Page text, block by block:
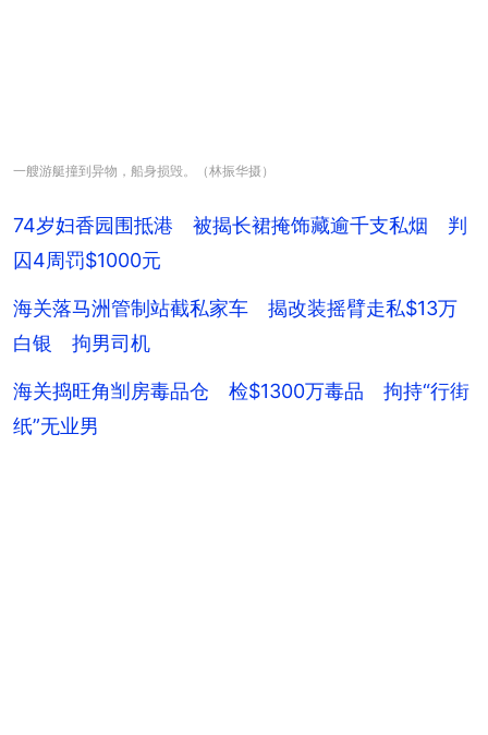
一艘游艇撞到异物，船身损毁。（林振华摄）
74岁妇香园围抵港 被揭长裙掩饰藏逾千支私烟 判
囚4周罚$1000元
海关落马洲管制站截私家车 揭改装摇臂走私$13万
白银 拘男司机
海关捣旺角㓥房毒品仓 检$1300万毒品 拘持“行街
纸”无业男